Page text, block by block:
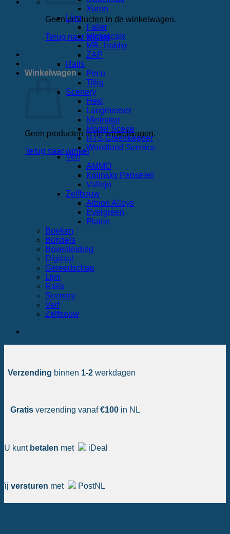
Geen producten in de winkelwagen.
Terug naar winkel
Winkelwagen
Geen producten in de winkelwagen.
Terug naar winkel
Xuron
Lijm
Faller
Microscale
MR. Hobby
ZAP
Rails
Peco
Tillig
Scenery
Heki
Langmesser
Mininatur
Model Scene
RTS Greenkeeper
Woodland Scenics
Verf
AMMO
Kolinsky Penselen
Vallejo
Zelfbouw
Albion Alloys
Evergreen
Platen
Boeken
Bundels
Bovenleiding
Digitaal
Gereedschap
Lijm
Rails
Scenery
Verf
Zelfbouw
Verzending binnen 1-2 werkdagen
Gratis verzending vanaf€100 in NL
U kuntbetalen met iDeal
versturen met PostNL